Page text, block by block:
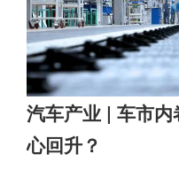
汽车产业 | 车市
心回升？